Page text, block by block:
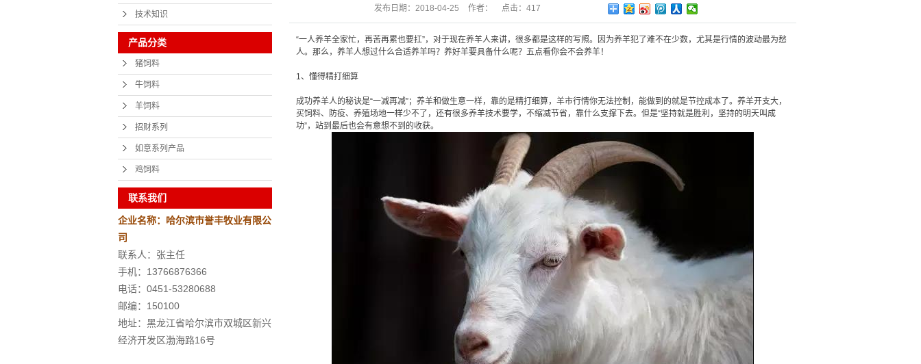
招财猪饲料简介
企业视频
技术知识
产品分类
猪饲料
牛饲料
羊饲料
招财系列
如意系列产品
鸡饲料
联系我们
企业名称：哈尔滨市誉丰牧业有限公
司
联系人：张主任
手机：13766876366
电话：0451-53280688
邮编：150100
地址：黑龙江省哈尔滨市双城区新兴
经济开发区渤海路16号
发布日期： 2018-04-25 作者： 点击： 417
“一人养羊全家忙，再苦再累也要扛”，对于现在养羊人来讲，很多都是这样的写照。因为养羊犯了难不在少数，尤其是行情的波动最为愁
人。那么，养羊人想过什么合适养羊吗？养好羊要具备什么呢？五点看你会不会养羊！
1、懂得精打细算
成功养羊人的秘诀是“一减再减”；养羊和做生意一样，靠的是精打细算，羊市行情你无法控制，能做到的就是节控成本了。养羊开支大，
买饲料、防疫、养殖场地一样少不了，还有很多养羊技术要学，不缩减节省，靠什么支撑下去。但是“坚持就是胜利，坚持的明天叫成
功”，站到最后也会有意想不到的收获。